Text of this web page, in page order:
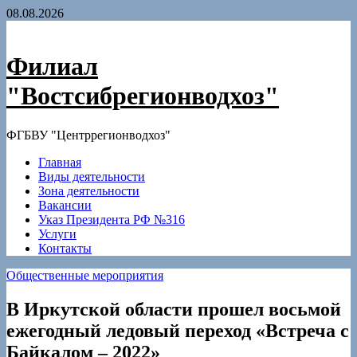
Skip
08.08.2026
Филиал
"Востсибрегионводхоз"
ФГБВУ "Центррегионводхоз"
Главная
Виды деятельности
Зона деятельности
Вакансии
Указ Президента РФ №316
Услуги
Контакты
Общественные мероприятия
В Иркутской области прошел восьмой
ежегодный ледовый переход «Встреча с
Байкалом – 2022»